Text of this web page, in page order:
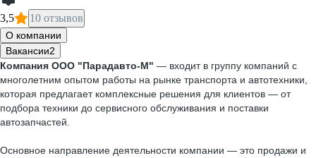
3,5 10 отзывов
О компании
Вакансии2
Компания ООО "Парадавто-М" — входит в группу компаний с
многолетним опытом работы на рынке транспорта и автотехники,
которая предлагает комплексные решения для клиентов — от
подбора техники до сервисного обслуживания и поставки
автозапчастей.
Основное направление деятельности компании — это продажи и